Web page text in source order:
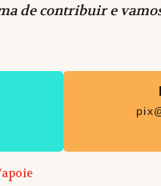
de contribuir e